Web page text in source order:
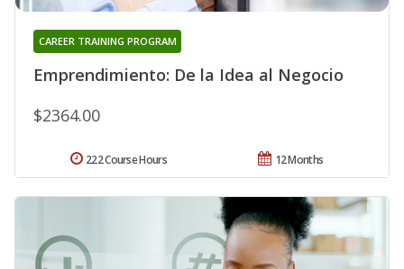
Emprendimiento: De la Idea al Negocio
CAREER TRAINING PROGRAM
$2364.00
12 Months
222 Course Hours